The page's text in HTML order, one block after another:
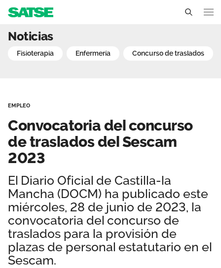
Delegados Sindicales
Estructura organizativa
Transparencia
Secciones sindicales
Servicios
Ventajas
Actualidad
Temas
Noticias
Sala de prensa
Documentos
Publicaciones
Castilla La Mancha
Contáctanos
Área privada
Convocatoria del
Noticias
fisioterapia enfermería concurso de traslados
EMPLEO
Convocatoria del concurso
de traslados del Sescam
2023
El Diario Oficial de Castilla-la
Mancha (DOCM) ha publicado este
miércoles, 28 de junio de 2023, la
convocatoria del concurso de
traslados para la provisión de
plazas de personal estatutario en el
Sescam.